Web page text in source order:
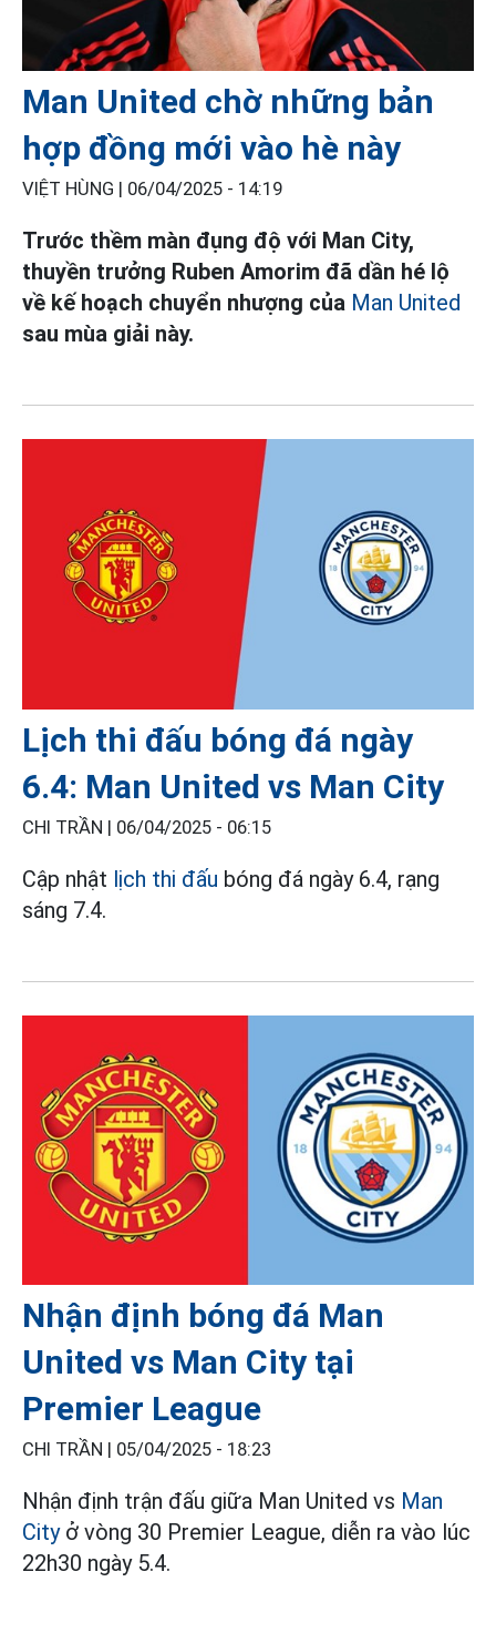
Man United chờ những bản
hợp đồng mới vào hè này
VIỆT HÙNG | 06/04/2025 - 14:19
Trước thềm màn đụng độ với Man City,
thuyền trưởng Ruben Amorim đã dần hé lộ
về kế hoạch chuyển nhượng của Man United
sau mùa giải này.
Lịch thi đấu bóng đá ngày
6.4: Man United vs Man City
CHI TRẦN | 06/04/2025 - 06:15
Cập nhật lịch thi đấu bóng đá ngày 6.4, rạng
sáng 7.4.
Nhận định bóng đá Man
United vs Man City tại
Premier League
CHI TRẦN | 05/04/2025 - 18:23
Nhận định trận đấu giữa Man United vs Man
City ở vòng 30 Premier League, diễn ra vào lúc
22h30 ngày 5.4.